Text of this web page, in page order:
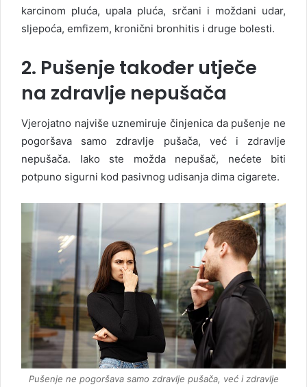
karcinom pluća, upala pluća, srčani i moždani udar,
sljepoća, emfizem, kronični bronhitis i druge bolesti.
2. Pušenje također utječe
na zdravlje nepušača
Vjerojatno najviše uznemiruje činjenica da pušenje ne
pogoršava samo zdravlje pušača, već i zdravlje
nepušača. Iako ste možda nepušač, nećete biti
potpuno sigurni kod pasivnog udisanja dima cigarete.
Pušenje ne pogoršava samo zdravlje pušača, već i zdravlje